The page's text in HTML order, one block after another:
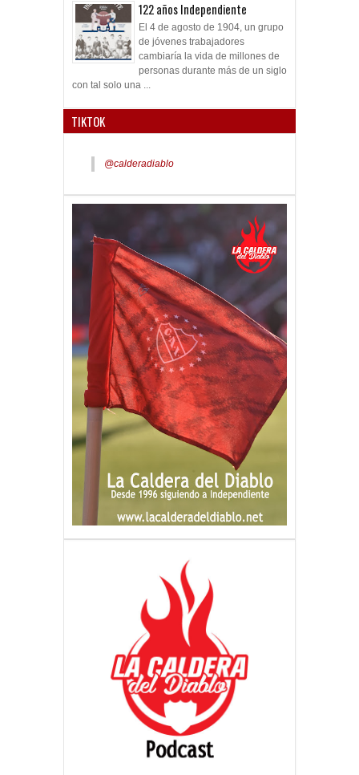
122 años Independiente
El 4 de agosto de 1904, un grupo
de jóvenes trabajadores
cambiaría la vida de millones de
personas durante más de un siglo
con tal solo una ...
TIKTOK
@calderadiablo